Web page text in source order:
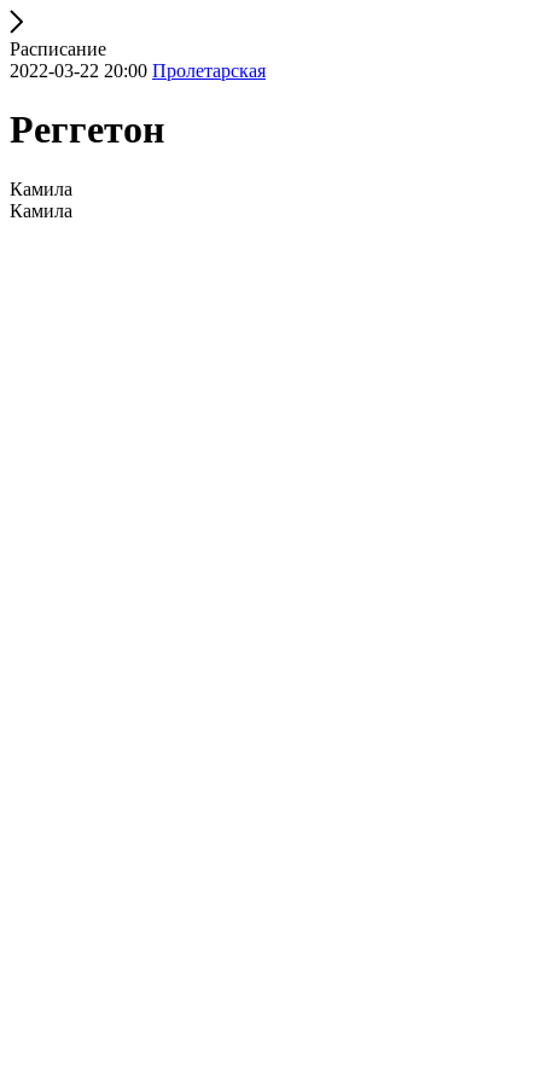
Расписание
2022-03-22 20:00 Пролетарская
Реггетон
Камила
Камила